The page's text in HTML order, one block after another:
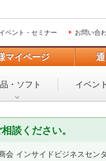
イベント・セミナー お問い合
マイページ
・ソフト イベン
談ください。
会 インサイドビジネスセン